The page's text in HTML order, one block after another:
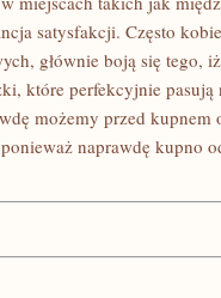
satysfakcji. Często
głównie boją się tego,
które perfekcyjnie pasują
możemy przed kupnem
naprawdę kupno